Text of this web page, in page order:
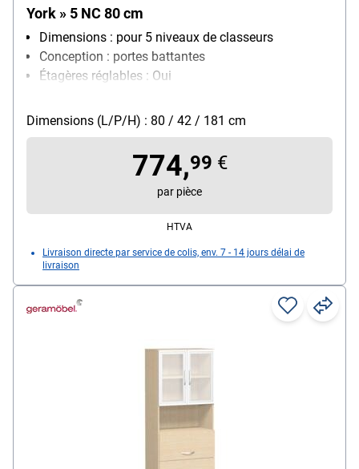
York » 5 NC 80 cm
Dimensions : pour 5 niveaux de classeurs
Conception : portes battantes
Étagères réglables : Oui
Modèle de piètement : sur patins
Dimensions (L/P/H) : 80 / 42 / 181 cm
774,99 €
par pièce
HTVA
Livraison directe par service de colis, env. 7 - 14 jours délai de
livraison